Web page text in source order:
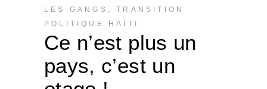
LES GANGS
,TRANSITION
POLITIQUE HAÏTI
Ce n’est plus un
pays, c’est un